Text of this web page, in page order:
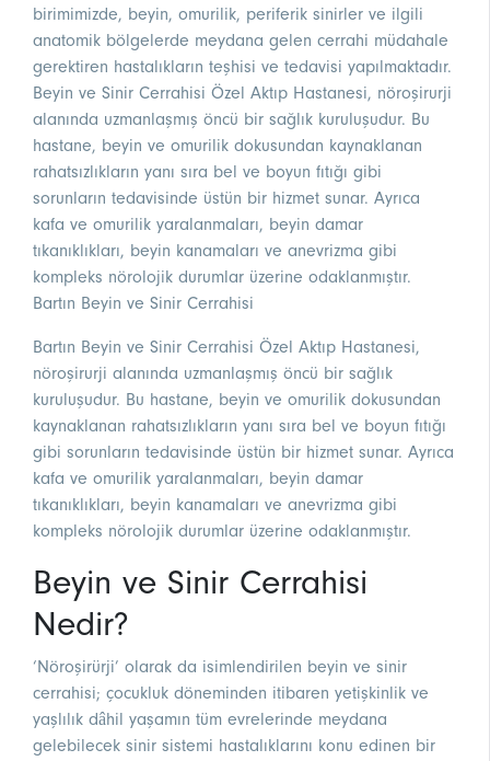
birimimizde, beyin, omurilik, periferik sinirler ve ilgili
anatomik bölgelerde meydana gelen cerrahi müdahale
gerektiren hastalıkların teşhisi ve tedavisi yapılmaktadır.
Beyin ve Sinir Cerrahisi Özel Aktıp Hastanesi, nöroşirurji
alanında uzmanlaşmış öncü bir sağlık kuruluşudur. Bu
hastane, beyin ve omurilik dokusundan kaynaklanan
rahatsızlıkların yanı sıra bel ve boyun fıtığı gibi
sorunların tedavisinde üstün bir hizmet sunar. Ayrıca
kafa ve omurilik yaralanmaları, beyin damar
tıkanıklıkları, beyin kanamaları ve anevrizma gibi
kompleks nörolojik durumlar üzerine odaklanmıştır.
Bartın Beyin ve Sinir Cerrahisi
Bartın Beyin ve Sinir Cerrahisi Özel Aktıp Hastanesi,
nöroşirurji alanında uzmanlaşmış öncü bir sağlık
kuruluşudur. Bu hastane, beyin ve omurilik dokusundan
kaynaklanan rahatsızlıkların yanı sıra bel ve boyun fıtığı
gibi sorunların tedavisinde üstün bir hizmet sunar. Ayrıca
kafa ve omurilik yaralanmaları, beyin damar
tıkanıklıkları, beyin kanamaları ve anevrizma gibi
kompleks nörolojik durumlar üzerine odaklanmıştır.
Beyin ve Sinir Cerrahisi
Nedir?
‘Nöroşirürji’ olarak da isimlendirilen beyin ve sinir
cerrahisi; çocukluk döneminden itibaren yetişkinlik ve
yaşlılık dâhil yaşamın tüm evrelerinde meydana
gelebilecek sinir sistemi hastalıklarını konu edinen bir